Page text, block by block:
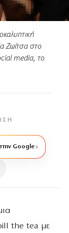
Ζωίτσα στο
media, το
Google
the tea με